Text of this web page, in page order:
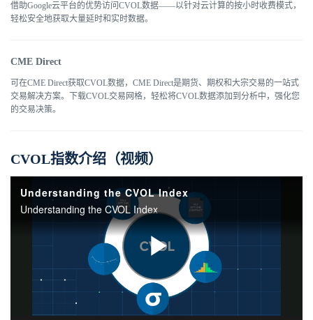
借助Google云平台的优势访问CVOL数据——以针对云计算的按小时收费模式，
轻松安全地获取大量延时和实时数据。
CME Direct
可在CME Direct获取CVOL数据，CME Direct是期货、期权和大宗交易的一站式
交易解决方案。下载CVOL交易网格，轻松将CVOL数据添加到分析中，强化您
的交易决策。
CVOL指数介绍（视频）